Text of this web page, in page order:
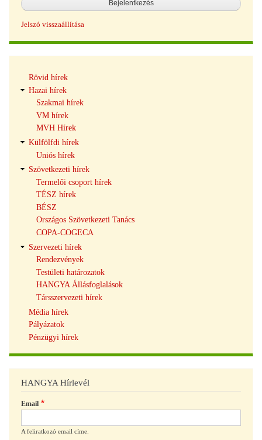
Jelszó visszaállítása
navigáció
Rövid hírek
Hazai hírek
Szakmai hírek
VM hírek
MVH Hírek
Külfölfdi hírek
Uniós hírek
Szövetkezeti hírek
Termelői csoport hírek
TÉSZ hírek
BÉSZ
Országos Szövetkezeti Tanács
COPA-COGECA
Szervezeti hírek
Rendezvények
Testületi határozatok
HANGYA Állásfoglalások
Társszervezeti hírek
Média hírek
Pályázatok
Pénzügyi hírek
HANGYA Hírlevél
Email
A feliratkozó email címe.